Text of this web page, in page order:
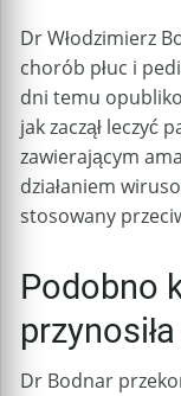
Dr Włodzimierz
chorób płuc i
dni temu
jak zaczął leczyć
zawierającym
działaniem
stosowany
Podobno
Dr Bodnar